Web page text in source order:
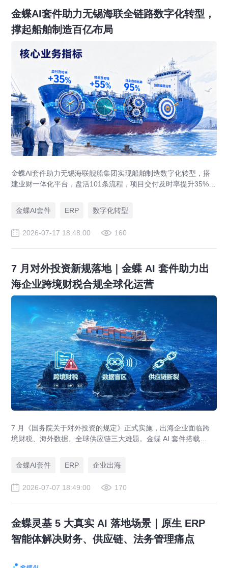
金蝶AI套件助力无锡海联全链路数字化转型，
撑起船舶制造百亿布局
金蝶AI套件助力无锡海联舰船集团实现船舶制造数字化转型，搭
建业财一体化平台，盘活101条流程，项目交付及时率提升35%，
金蝶AI套件
ERP 数字化转型
2026-07-17 18:48:00 160
7 月对外投资新规落地｜金蝶 AI 套件助力出
海企业跨境财税合规全球化运营
7 月《国务院关于对外投资的规定》正式实施，出海企业面临跨
境财税、海外数据、全球供应链三大难题。金蝶 AI 套件搭载
规、全球 ERP 可视、供应链智能风控，适配东南亚多国本地化经
营。
金蝶AI套件 ERP 企业出海
2026-07-07 18:49:00 170
金蝶灵基 5 大真实 AI 落地场景｜原生 ERP
智能体解决财务、供应链、法务管理痛点